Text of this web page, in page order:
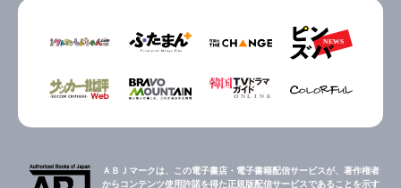
ＡＢＪマークは、この電子書店・電子書籍配信サービスが、著作権者
からコンテンツ使用許諾を得た正規版配信サービスであることを示す